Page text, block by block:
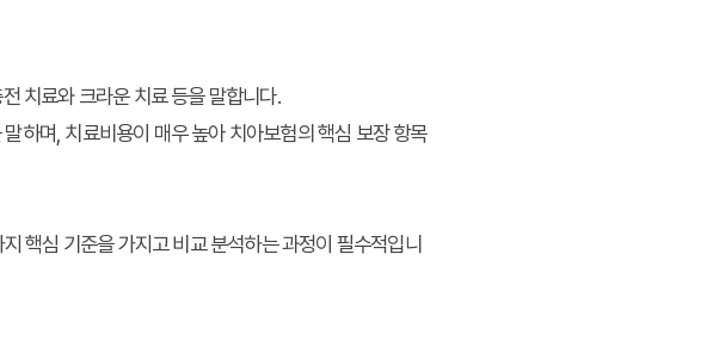
치료와 크라운 치료 등을 말합니다.
하며, 치료비용이 매우 높아 치아보험의 핵심 보장 항목
핵심 기준을 가지고 비교 분석하는 과정이 필수적입니